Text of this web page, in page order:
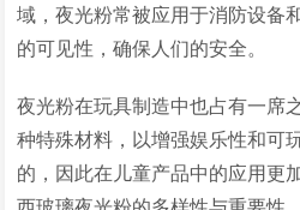
域，夜光粉常被应用于消防设备
的可见性，确保人们的安全。
夜光粉在玩具制造中也占有一席
种特殊材料，以增强娱乐性和可
的，因此在儿童产品中的应用更